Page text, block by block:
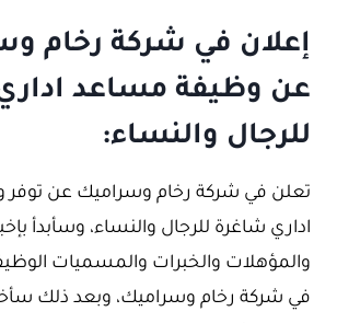
إعلان في شركة رخام
عن وظيفة مساعد
للرجال والنساء:
تعلن في شركة رخام وسراميك عن
اداري شاغرة للرجال والنساء، وسأبدأ
والمؤهلات والخبرات والمسميات
في شركة رخام وسراميك، وبعد ذلك